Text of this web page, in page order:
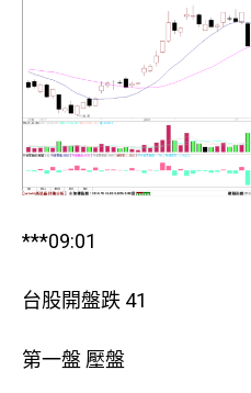
***09:01
台股開盤跌 41
第一盤 壓盤